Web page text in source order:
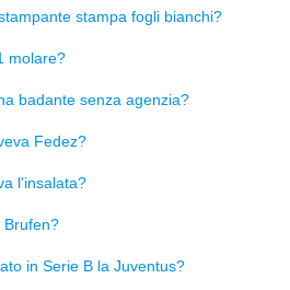
stampa fogli bianchi?
molare?
badante senza agenzia?
Fedez?
l'insalata?
Brufen?
in Serie B la Juventus?